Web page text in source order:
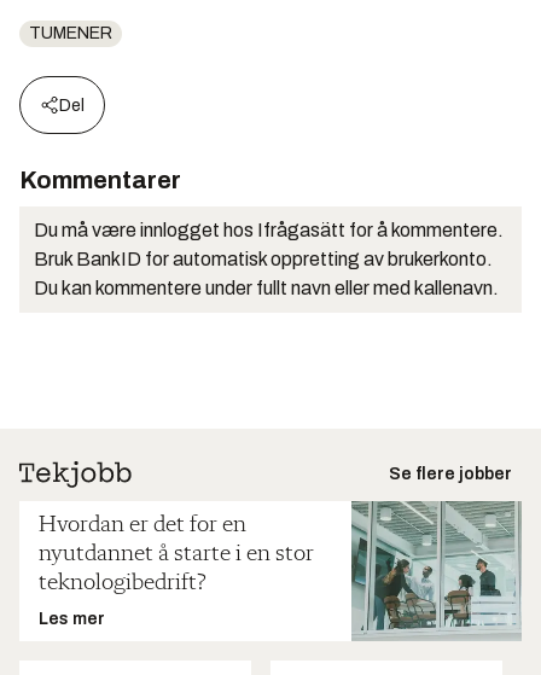
TUMENER
Del
Kommentarer
Du må være innlogget hos Ifrågasätt for å kommentere.
Bruk BankID for automatisk oppretting av brukerkonto.
Du kan kommentere under fullt navn eller med kallenavn.
Se flere jobber
Hvordan er det for en
nyutdannet å starte i en stor
teknologibedrift?
Les mer